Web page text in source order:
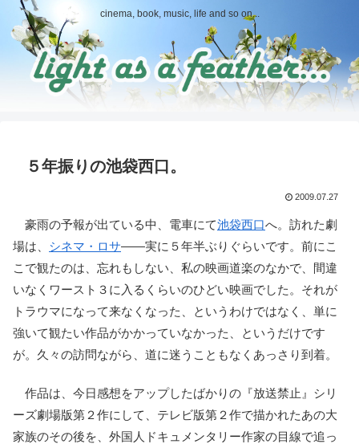
cinema, book, music, life and so on...
５年振りの池袋西口。
2009.07.27
豪雨の予報が出ている中、電車にて池袋西口へ。訪れた劇
場は、 シネマ・ロサ――実に５年半ぶりぐらいです。前にこ
こで観たのは、忘れもしない、私の映画道楽のなかで、間違
いなくワースト３に入るくらいのひどい映画でした。それが
トラウマになって来なくなった、というわけではなく、単に
強いて観たい作品がかかっていなかった、というだけです
が。久々の訪問ながら、道に迷うこともなくあっさり到着。
作品は、今日感想をアップしたばかりの『放送禁止』シリ
ーズ劇場版第２作にして、テレビ版第２作で描かれたあの大
家族のその後を、外国人ドキュメンタリー作家の目線で追っ